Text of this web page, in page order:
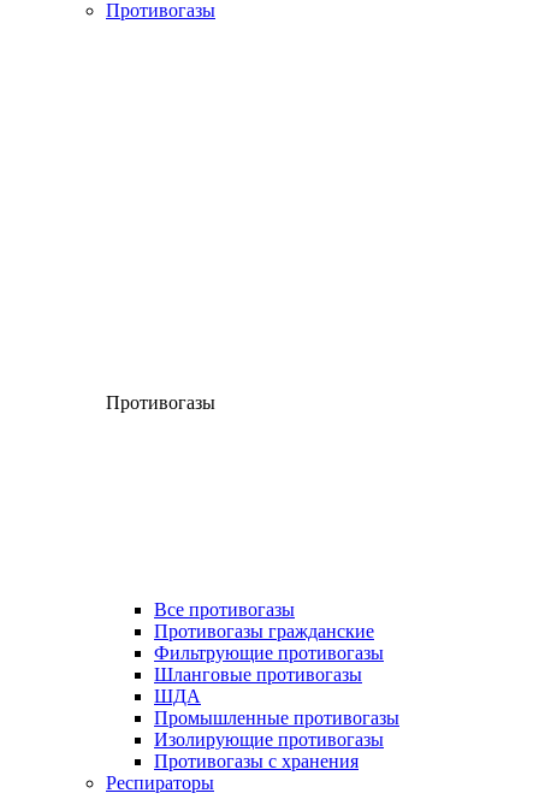
Противогазы
Противогазы
Все противогазы
Противогазы гражданские
Фильтрующие противогазы
Шланговые противогазы
ШДА
Промышленные противогазы
Изолирующие противогазы
Противогазы с хранения
Респираторы